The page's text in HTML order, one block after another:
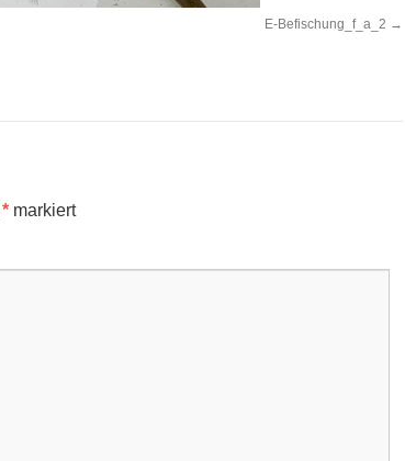
E-Befischung_f_a_2
* markiert